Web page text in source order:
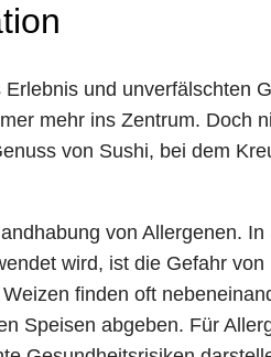
und unverfälschten
mehr ins Zentrum. Doch
von Sushi, bei dem
von Allergenen.
wird, ist die Gefahr
finden oft
Speisen abgeben. Für